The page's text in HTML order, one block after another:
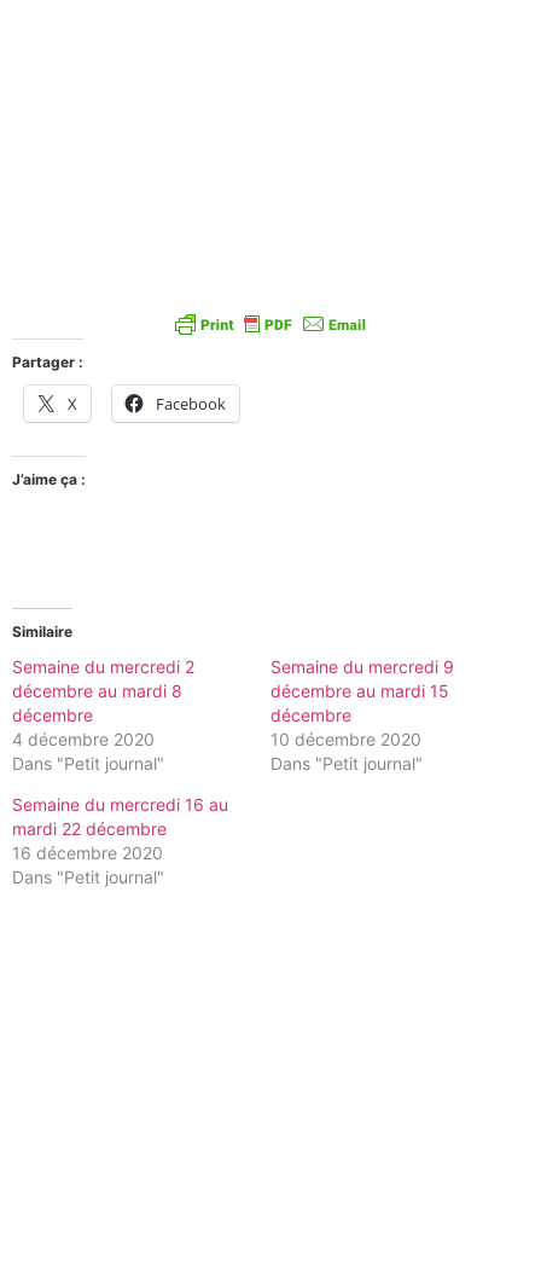
Partager :
X Facebook
J’aime ça :
Similaire
Semaine du mercredi 2
décembre au mardi 8
décembre
4 décembre 2020
Dans "Petit journal"
Semaine du mercredi 9
décembre au mardi 15
décembre
10 décembre 2020
Dans "Petit journal"
Semaine du mercredi 16 au
mardi 22 décembre
16 décembre 2020
Dans "Petit journal"